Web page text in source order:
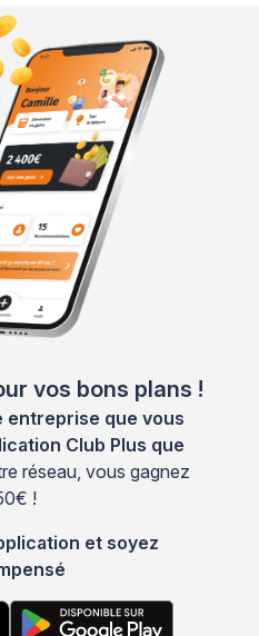
vos bons plans !
entreprise que vous
Club Plus que
réseau, vous gagnez
!
et soyez